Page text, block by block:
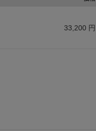
33,200 円